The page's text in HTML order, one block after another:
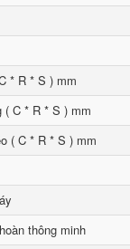
* R * S ) mm
C * R * S ) mm
( C * R * S ) mm
thông minh